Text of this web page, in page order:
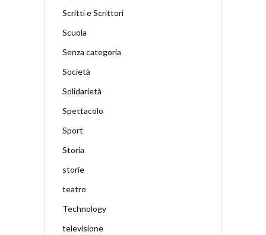
Scritti e Scrittori
Scuola
Senza categoria
Società
Solidarietà
Spettacolo
Sport
Storia
storie
teatro
Technology
televisione